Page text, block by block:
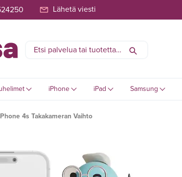
Lähetä viesti
iPhone iPad Samsung
4s Takakameran Vaihto